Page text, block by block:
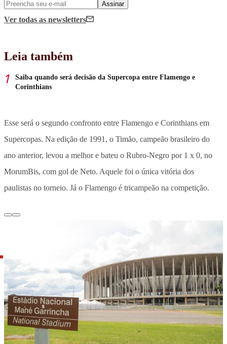
Assinar
Ver todas as newsletters
Leia também
Saiba quando será decisão da Supercopa entre Flamengo e
Corinthians
Esse será o segundo confronto entre Flamengo e Corinthians em
Supercopas. Na edição de 1991, o Timão, campeão brasileiro do
ano anterior, levou a melhor e bateu o Rubro-Negro por 1 x 0, no
MorumBis, com gol de Neto. Aquele foi o única vitória dos
paulistas no torneio. Já o Flamengo é tricampeão na competição.